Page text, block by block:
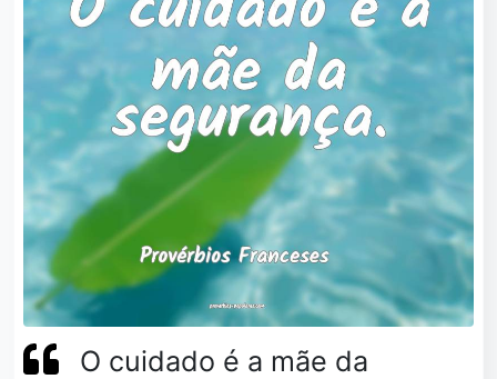
O cuidado é a mãe da